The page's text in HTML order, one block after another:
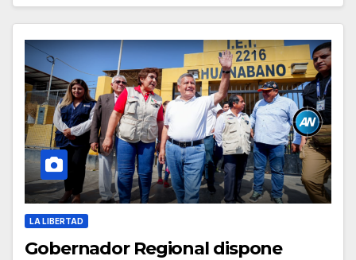
LA LIBERTAD
Gobernador Regional dispone